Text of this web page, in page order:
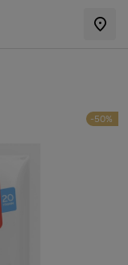
-50%